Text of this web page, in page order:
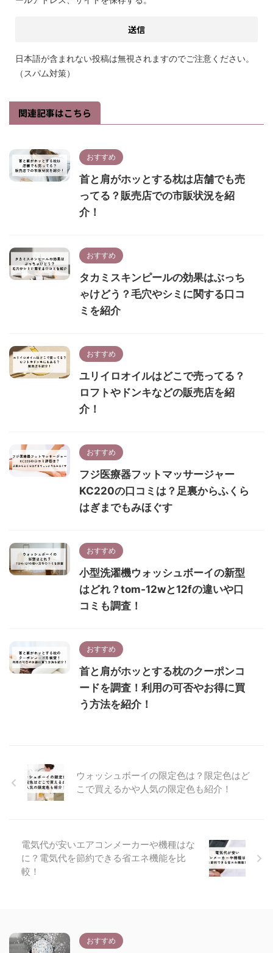
日本語が含まれない投稿は無視されますのでご注意ください。
（スパム対策）
関連記事はこちら
おすすめ
首と肩がホッとする枕は店舗でも売
ってる？販売店での市販状況を紹
介！
おすすめ
タカミスキンピールの効果はぶっち
ゃけどう？毛穴やシミに関する口コ
ミを紹介
おすすめ
ユリイロオイルはどこで売ってる？
ロフトやドンキなどの販売店を紹
介！
おすすめ
フジ医療器フットマッサージャー
KC220の口コミは？足裏からふくら
はぎまでもみほぐす
おすすめ
小型洗濯機ウォッシュボーイの新型
はどれ？tom-12wと12fの違いや口
コミも調査！
おすすめ
首と肩がホッとする枕のクーポンコ
ードを調査！利用の可否やお得に買
う方法を紹介！
ウォッシュボーイの限定色は？限定色はど
こで買えるかや人気の限定色も紹介！
電気代が安いエアコンメーカーや機種はな
に？電気代を節約できる省エネ機能を比
較！
おすすめ